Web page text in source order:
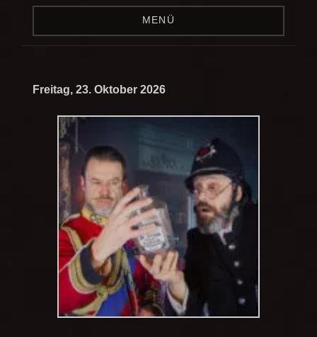
MENÜ
Freitag, 23. Oktober 2026